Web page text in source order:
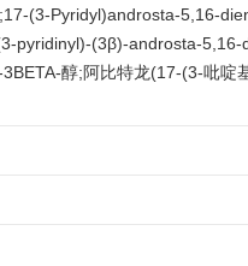
(3-Pyridyl)androsta-5,16-
pyridinyl)-(3β)-androsta-5,16-
醇;阿比特龙(17-(3-吡啶